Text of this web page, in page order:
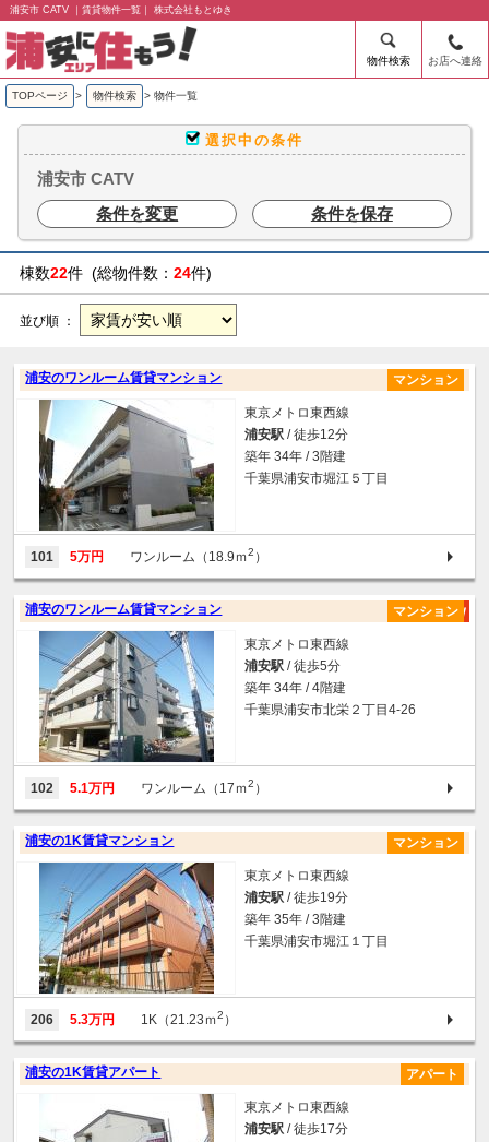
浦安市 CATV ｜賃貸物件一覧｜ 株式会社もとゆき
物件検索 お店へ連絡
TOPページ > 物件検索 > 物件一覧
選択中の条件
浦安市 CATV
条件を変更
条件を保存
棟数22件 (総物件数： 24件)
並び順 ：
浦安のワンルーム賃貸マンション マンション
東京メトロ東西線
浦安駅 / 徒歩12分
築年 34年 / 3階建
千葉県浦安市堀江５丁目
101 5万円 ワンルーム（18.9ｍ2 ）
浦安のワンルーム賃貸マンション マンション
東京メトロ東西線
浦安駅 / 徒歩5分
築年 34年 / 4階建
千葉県浦安市北栄２丁目4-26
102 5.1万円 ワンルーム（17ｍ2 ）
浦安の1K賃貸マンション マンション
東京メトロ東西線
浦安駅 / 徒歩19分
築年 35年 / 3階建
千葉県浦安市堀江１丁目
206 5.3万円 1K（21.23ｍ2 ）
浦安の1K賃貸アパート アパート
東京メトロ東西線
浦安駅 / 徒歩17分